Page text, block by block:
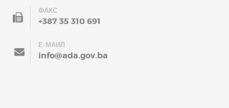
ФАКС
+387 35 310 691
Е-МАИЛ
info@ada.gov.ba